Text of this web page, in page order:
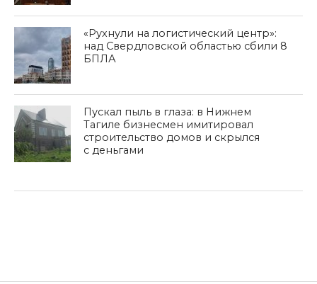
«Рухнули на логистический центр»:
над Свердловской областью сбили 8
БПЛА
Пускал пыль в глаза: в Нижнем
Тагиле бизнесмен имитировал
строительство домов и скрылся
с деньгами